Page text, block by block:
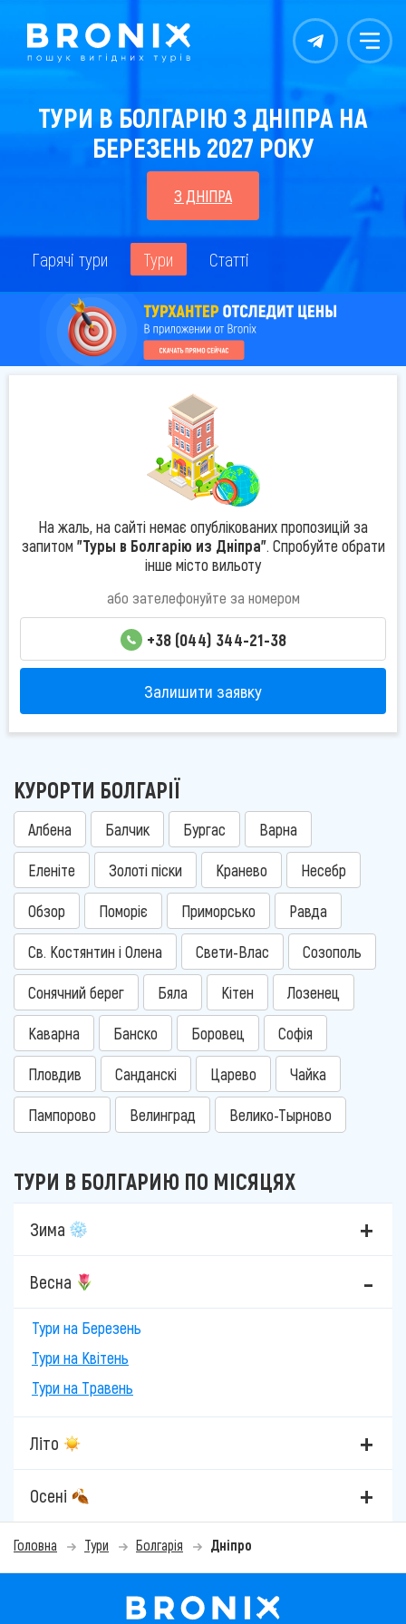
Контакты Меню
ТУРИ В БОЛГАРІЮ З ДНІПРА НА
БЕРЕЗЕНЬ 2027 РОКУ
З ДНІПРА
Гарячі тури Тури Статті
На жаль, на сайті немає опублікованих пропозицій за
запитом "Туры в Болгарію из Дніпра". Спробуйте обрати
інше місто вильоту
або зателефонуйте за номером
+38 (044) 344-21-38
Залишити заявку
КУРОРТИ БОЛГАРІЇ
Албена Балчик Бургас Варна
Еленіте Золоті піски Кранево Несебр
Обзор Поморіє Приморсько Равда
Св. Костянтин і Олена Свети-Влас Созополь
Сонячний берег Бяла Кітен Лозенец
Каварна Банско Боровец Софія
Пловдив Санданскі Царево Чайка
Пампорово Велинград Велико-Тырново
ТУРИ В БОЛГАРИЮ ПО МІСЯЦЯХ
Зима
Весна
Тури на Березень
Тури на Квітень
Тури на Травень
Літо
Осені
Головна Тури Болгарія Дніпро